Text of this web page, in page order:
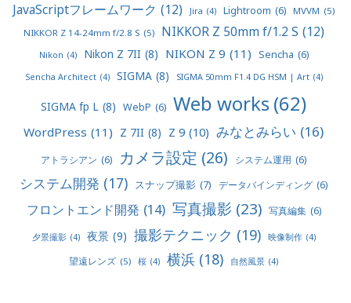
JavaScriptフレームワーク (12) Jira (4) Lightroom (6) MVVM (5)
NIKKOR Z 14-24mm f/2.8 S (5) NIKKOR Z 50mm f/1.2 S (12)
Nikon (4) Nikon Z 7II (8) NIKON Z 9 (11) Sencha (6)
Sencha Architect (4) SIGMA (8) SIGMA 50mm F1.4 DG HSM | Art (4)
SIGMA fp L (8) WebP (6) Web works(62)
WordPress (11) Z 7II (8) Z 9 (10) みなとみらい (16)
アトラシアン (6) カメラ設定 (26) システム運用 (6)
システム開発 (17) スナップ撮影 (7) データバインディング (6)
フロントエンド開発 (14) 写真撮影 (23) 写真編集 (6)
夕景撮影 (4) 夜景 (9) 撮影テクニック (19) 映像制作 (4)
望遠レンズ (5) 桜 (4) 横浜 (18) 自然風景 (4)